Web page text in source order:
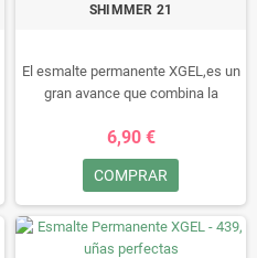
SHIMMER 21
El esmalte permanente XGEL,es un
gran avance que combina la
permanente con la durabilidad de
un gel.
Durante un minimo de 15 dias
disfruta de sus uñas
perfectamente, sin arañazos,
retoques ni manchas, fácil de
6,90 €
COMPRAR